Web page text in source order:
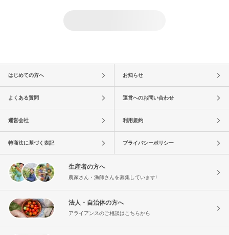
はじめての方へ お知らせ
よくある質問 運営へのお問い合わせ
運営会社 利用規約
特商法に基づく表記 プライバシーポリシー
生産者の方へ
農家さん・漁師さんを募集しています!
法人・自治体の方へ
アライアンスのご相談はこちらから